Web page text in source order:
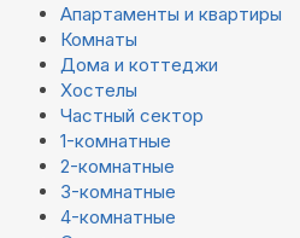
Апартаменты и квартиры
Комнаты
Дома и коттеджи
Хостелы
Частный сектор
1-комнатные
2-комнатные
3-комнатные
4-комнатные